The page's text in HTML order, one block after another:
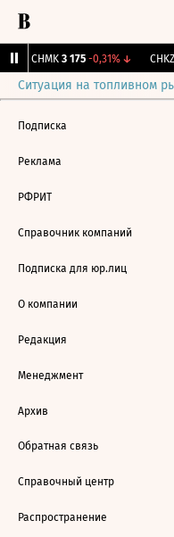
CHMK 3 175 -0,31%↓ CHKZ
Ситуация на топливном
Подписка
Реклама
РФРИТ
Справочник компаний
Подписка для юр.лиц
О компании
Редакция
Менеджмент
Архив
Обратная связь
Справочный центр
Распространение